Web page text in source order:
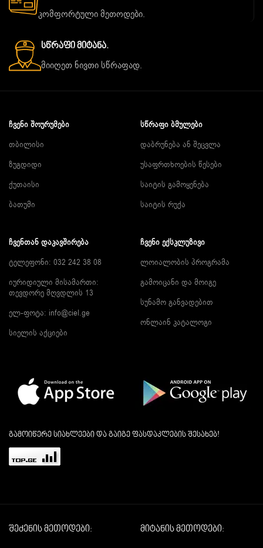
კომფორტული მეთოდები.
Სწრაფი Მიტანა.
მიიღეთ ნივთი სწრაფად.
ᲩᲕᲔᲜᲘ ᲨᲝᲣᲠᲣᲛᲔᲑᲘ
თბილისი
ზუგდიდი
ქუთაისი
ბათუმი
ᲡᲬᲠᲐᲤᲘ ᲑᲛᲣᲚᲔᲑᲘ
დაბრუნება ან შეცვლა
უსაფრთხოების წესები
საიტის გამოყენება
საიტის რუქა
ᲩᲕᲔᲜᲗᲐᲜ ᲓᲐᲙᲐᲕᲨᲘᲠᲔᲑᲐ
ტელეფონი: 032 242 38 08
იურიდიული მისამართი:
თევდორე მღვდლის 13
ელ-ფოტა: info@ciel.ge
სიელის აქციები
ᲩᲕᲔᲜᲘ ᲔᲥᲡᲙᲚᲣᲖᲘᲕᲘ
ლოიალობის პროგრამა
გამოიცანი და მოიგე
სუნამო განვადებით
ონლაინ კატალოგი
გამოიწერე სიახლეები და გაიგე ფასდაკლების შესახებ!
შეძენის მეთოდები: მიტანის მეთოდები: